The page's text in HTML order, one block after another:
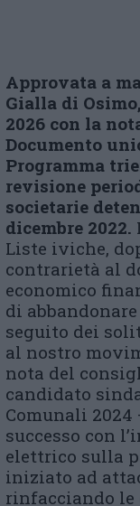
Approvata a
Gialla di
2026 con la
Documento
Programma
revisione
societarie
dicembre 2022.
Liste iviche,
contrarietà al
economico
di
seguito dei
al nostro
nota del
candidato
Comunali 2024
successo con
elettrico sulla
iniziato ad
rinfacciando le